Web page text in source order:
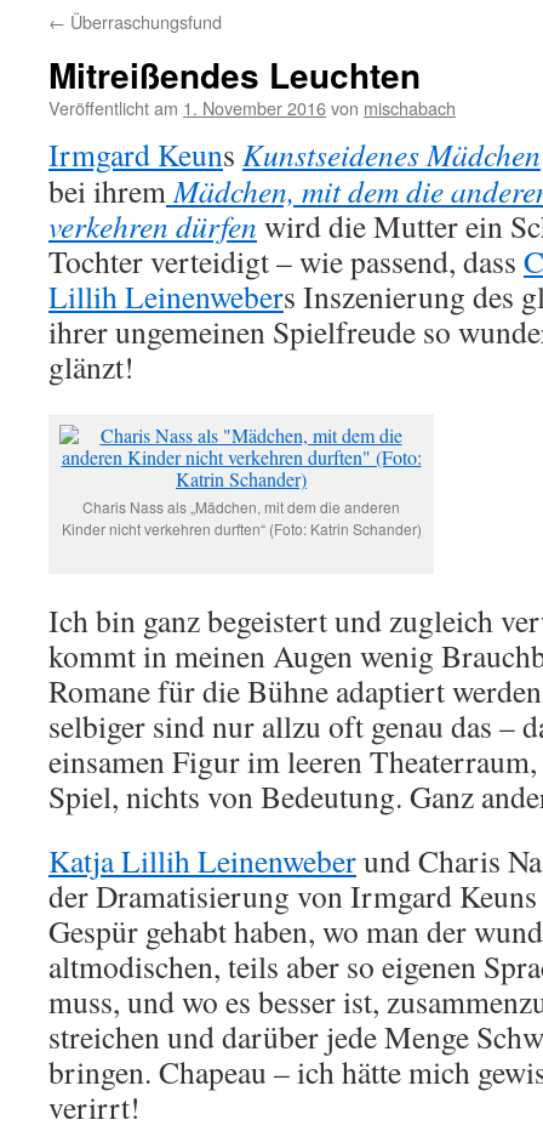
← Überraschungsfund
Mitreißendes Leuchten
Veröffentlicht am 1. November 2016von mischabach
Irmgard Keuns Kunstseidenes Mädchen
bei ihremMädchen, mit dem die
verkehren dürfen wird die Mutter ein
Tochter verteidigt – wie passend, dass
Lillih Leinenwebers Inszenierung des
ihrer ungemeinen Spielfreude so
glänzt!
Charis Nass als „Mädchen, mit dem die anderen
Kinder nicht verkehren durften“ (Foto: Katrin Schander)
Ich bin ganz begeistert und zugleich
kommt in meinen Augen wenig
Romane für die Bühne adaptiert
selbiger sind nur allzu oft genau das –
einsamen Figur im leeren
Spiel, nichts von Bedeutung. Ganz
Katja Lillih Leinenweberund Charis
der Dramatisierung von Irmgard
Gespür gehabt haben, wo man der
altmodischen, teils aber so eigenen
muss, und wo es besser ist,
streichen und darüber jede Menge
bringen. Chapeau – ich hätte mich
verirrt!